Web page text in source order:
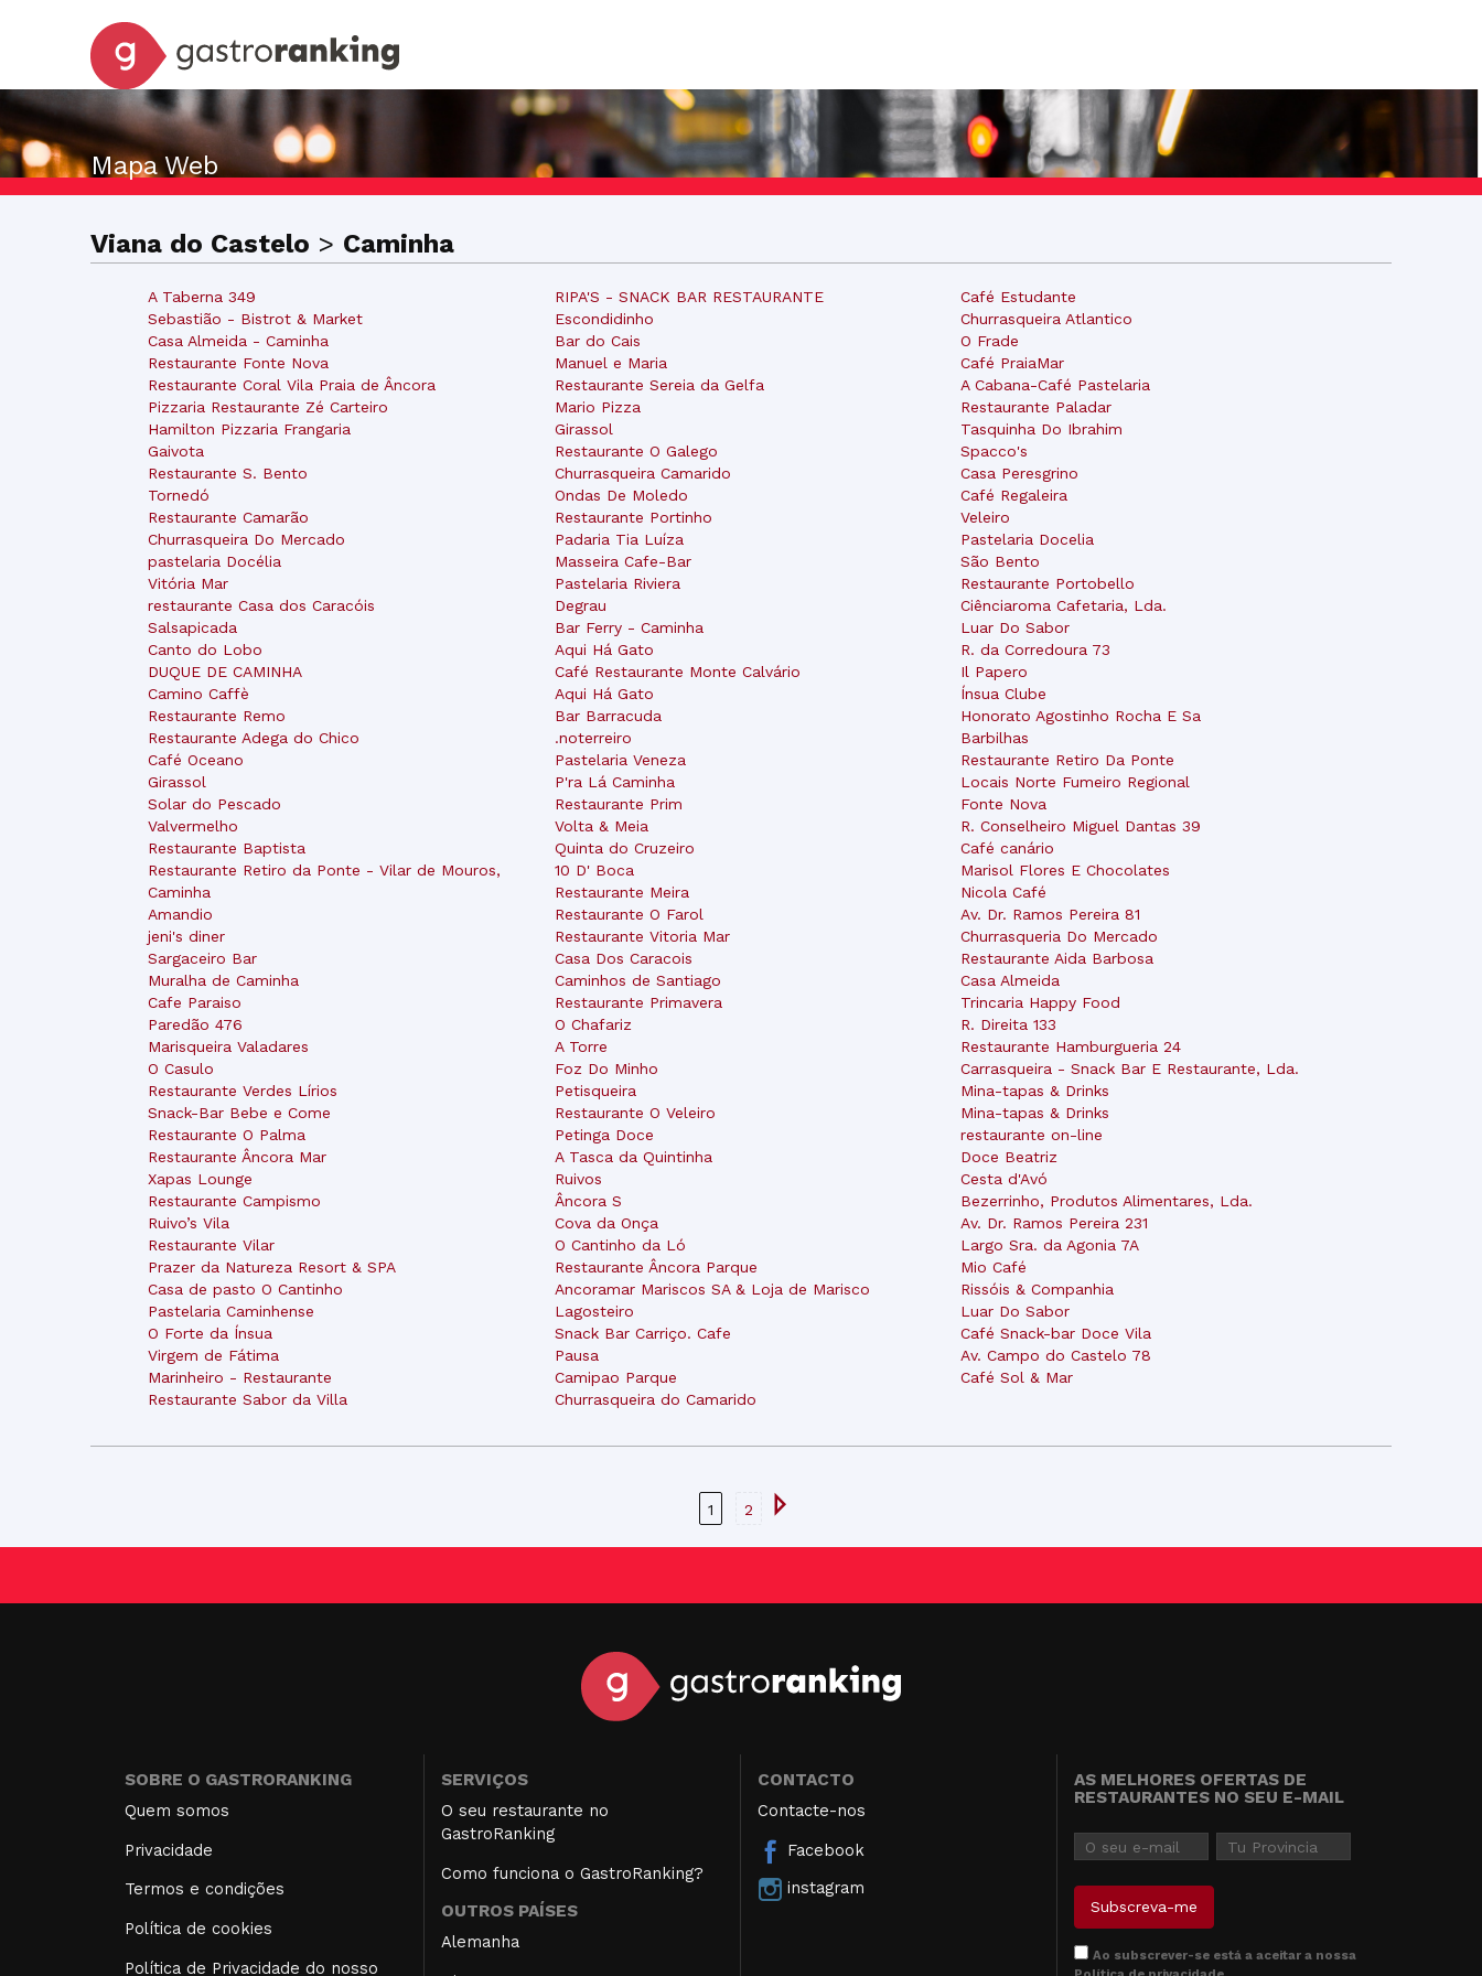
Mapa Web
Viana do Castelo > Caminha
A Taberna 349
Sebastião - Bistrot & Market
Casa Almeida - Caminha
Restaurante Fonte Nova
Restaurante Coral Vila Praia de Âncora
Pizzaria Restaurante Zé Carteiro
Hamilton Pizzaria Frangaria
Gaivota
Restaurante S. Bento
Tornedó
Restaurante Camarão
Churrasqueira Do Mercado
pastelaria Docélia
Vitória Mar
restaurante Casa dos Caracóis
Salsapicada
Canto do Lobo
DUQUE DE CAMINHA
Camino Caffè
Restaurante Remo
Restaurante Adega do Chico
Café Oceano
Girassol
Solar do Pescado
Valvermelho
Restaurante Baptista
Restaurante Retiro da Ponte - Vilar de Mouros,
Caminha
Amandio
jeni's diner
Sargaceiro Bar
Muralha de Caminha
Cafe Paraiso
Paredão 476
Marisqueira Valadares
O Casulo
Restaurante Verdes Lírios
Snack-Bar Bebe e Come
Restaurante O Palma
Restaurante Âncora Mar
Xapas Lounge
Restaurante Campismo
Ruivo’s Vila
Restaurante Vilar
Prazer da Natureza Resort & SPA
Casa de pasto O Cantinho
Pastelaria Caminhense
O Forte da Ínsua
Virgem de Fátima
Marinheiro - Restaurante
Restaurante Sabor da Villa
RIPA'S - SNACK BAR RESTAURANTE
Escondidinho
Bar do Cais
Manuel e Maria
Restaurante Sereia da Gelfa
Mario Pizza
Girassol
Restaurante O Galego
Churrasqueira Camarido
Ondas De Moledo
Restaurante Portinho
Padaria Tia Luíza
Masseira Cafe-Bar
Pastelaria Riviera
Degrau
Bar Ferry - Caminha
Aqui Há Gato
Café Restaurante Monte Calvário
Aqui Há Gato
Bar Barracuda
.noterreiro
Pastelaria Veneza
P'ra Lá Caminha
Restaurante Prim
Volta & Meia
Quinta do Cruzeiro
10 D' Boca
Restaurante Meira
Restaurante O Farol
Restaurante Vitoria Mar
Casa Dos Caracois
Caminhos de Santiago
Restaurante Primavera
O Chafariz
A Torre
Foz Do Minho
Petisqueira
Restaurante O Veleiro
Petinga Doce
A Tasca da Quintinha
Ruivos
Âncora S
Cova da Onça
O Cantinho da Ló
Restaurante Âncora Parque
Ancoramar Mariscos SA & Loja de Marisco
Lagosteiro
Snack Bar Carriço. Cafe
Pausa
Camipao Parque
Churrasqueira do Camarido
Café Estudante
Churrasqueira Atlantico
O Frade
Café PraiaMar
A Cabana-Café Pastelaria
Restaurante Paladar
Tasquinha Do Ibrahim
Spacco's
Casa Peresgrino
Café Regaleira
Veleiro
Pastelaria Docelia
São Bento
Restaurante Portobello
Ciênciaroma Cafetaria, Lda.
Luar Do Sabor
R. da Corredoura 73
Il Papero
Ínsua Clube
Honorato Agostinho Rocha E Sa
Barbilhas
Restaurante Retiro Da Ponte
Locais Norte Fumeiro Regional
Fonte Nova
R. Conselheiro Miguel Dantas 39
Café canário
Marisol Flores E Chocolates
Nicola Café
Av. Dr. Ramos Pereira 81
Churrasqueria Do Mercado
Restaurante Aida Barbosa
Casa Almeida
Trincaria Happy Food
R. Direita 133
Restaurante Hamburgueria 24
Carrasqueira - Snack Bar E Restaurante, Lda.
Mina-tapas & Drinks
Mina-tapas & Drinks
restaurante on-line
Doce Beatriz
Cesta d'Avó
Bezerrinho, Produtos Alimentares, Lda.
Av. Dr. Ramos Pereira 231
Largo Sra. da Agonia 7A
Mio Café
Rissóis & Companhia
Luar Do Sabor
Café Snack-bar Doce Vila
Av. Campo do Castelo 78
Café Sol & Mar
1 2
SOBRE O GASTRORANKING
Quem somos
Privacidade
Termos e condições
Política de cookies
Política de Privacidade do nosso
SERVIÇOS
O seu restaurante no
GastroRanking
Como funciona o GastroRanking?
OUTROS PAÍSES
Alemanha
CONTACTO
Contacte-nos
Facebook
instagram
AS MELHORES OFERTAS DE
RESTAURANTES NO SEU E-MAIL
Ao subscrever-se está a aceitar a nossa